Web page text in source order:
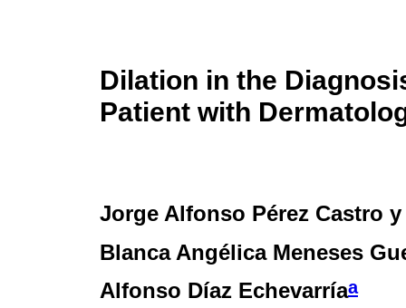
Dilation in the
Patient with
Jorge Alfonso Pérez Castro y
Blanca Angélica Meneses
Alfonso Díaz Echevarríaa